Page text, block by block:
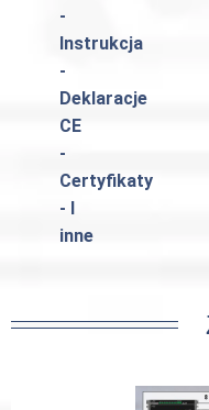
-
Instrukcja
-
Deklaracje
CE
-
Certyfikaty
- I
inne